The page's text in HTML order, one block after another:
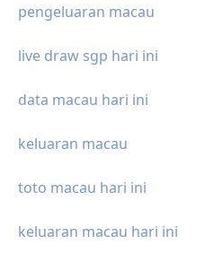
pengeluaran macau
live draw sgp hari ini
data macau hari ini
keluaran macau
toto macau hari ini
keluaran macau hari ini